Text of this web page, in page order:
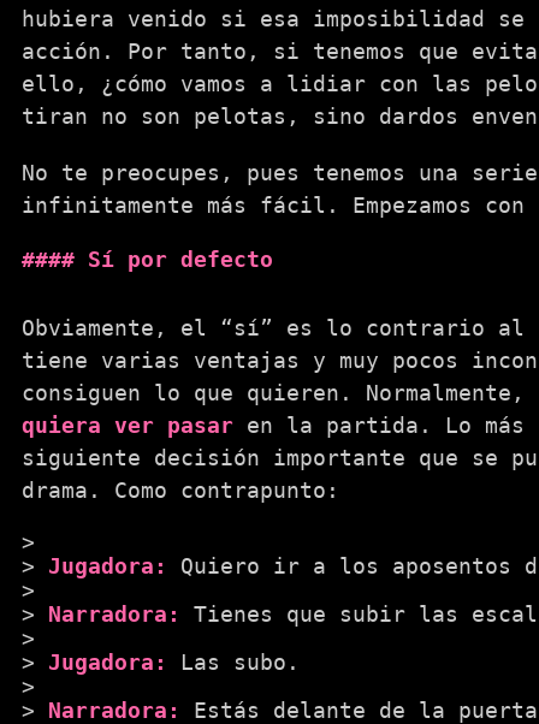
hubiera venido si esa imposibilidad se
acción. Por tanto, si tenemos que
ello, ¿cómo vamos a lidiar con las
tiran no son pelotas, sino dardos
No te preocupes, pues tenemos una
infinitamente más fácil. Empezamos
Sí por defecto
Obviamente, el “sí” es lo contrario al
tiene varias ventajas y muy pocos
consiguen lo que quieren.
quiera ver pasar en la partida. Lo más
siguiente decisión importante que se
drama. Como contrapunto:
Jugadora:
Quiero ir a los aposentos
Narradora:
Tienes que subir las
Jugadora:
Las subo.
Narradora:
Estás delante de la